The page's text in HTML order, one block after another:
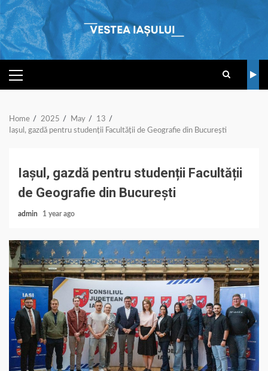
Skip
to
content
PRIMARY
MENU
Home 2025 May
13
Iașul, gazdă pentru studenții Facultății de Geografie din București
Iașul, gazdă pentru studenții Facultății
de Geografie din București
admin 1 year ago